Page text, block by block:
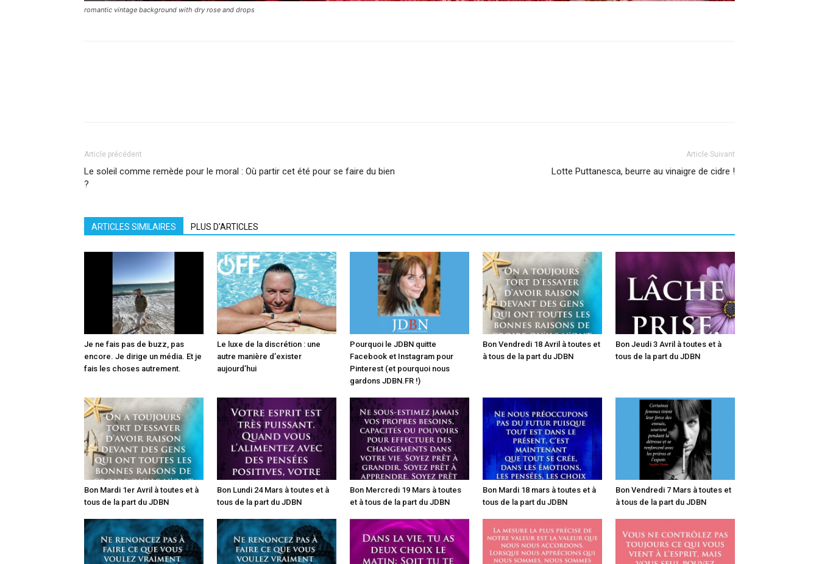
romantic vintage background with dry rose and drops
Article précédent
Le soleil comme remède pour le moral : Où partir cet été pour se faire du bien
?
Article Suivant
Lotte Puttanesca, beurre au vinaigre de cidre !
ARTICLES SIMILAIRES PLUS D'ARTICLES
Je ne fais pas de buzz, pas
encore. Je dirige un média. Et je
fais les choses autrement.
Le luxe de la discrétion : une
autre manière d’exister
aujourd’hui
Pourquoi le JDBN quitte
Facebook et Instagram pour
Pinterest (et pourquoi nous
gardons JDBN.FR !)
Bon Vendredi 18 Avril à toutes et
à tous de la part du JDBN
Bon Jeudi 3 Avril à toutes et à
tous de la part du JDBN
Bon Mardi 1er Avril à toutes et à
tous de la part du JDBN
Bon Lundi 24 Mars à toutes et à
tous de la part du JDBN
Bon Mercredi 19 Mars à toutes
et à tous de la part du JDBN
Bon Mardi 18 mars à toutes et à
tous de la part du JDBN
Bon Vendredi 7 Mars à toutes et
à tous de la part du JDBN